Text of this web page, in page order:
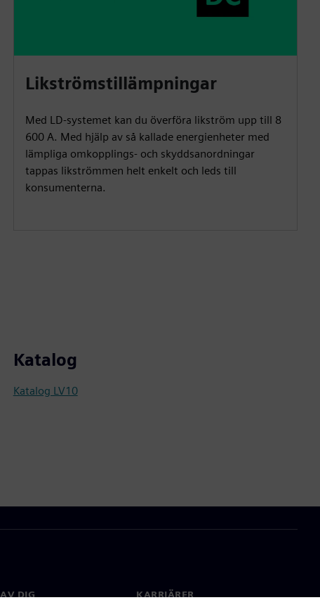
Likströmstillämpningar
Med LD-systemet kan du överföra likström upp till 8
600 A. Med hjälp av så kallade energienheter med
lämpliga omkopplings- och skyddsanordningar
tappas likströmmen helt enkelt och leds till
konsumenterna.
Katalog
Katalog LV10
DIG KARRIÄRER